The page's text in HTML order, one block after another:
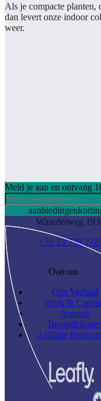
Als je compacte
dan levert onze indoor
weer.
Meld je aan en ontvang
aanbiedingen
Waarderweg 19 I
+31 23 799
Over ons
Ons Verhaal
Werk &
Auteurs
Affiliate